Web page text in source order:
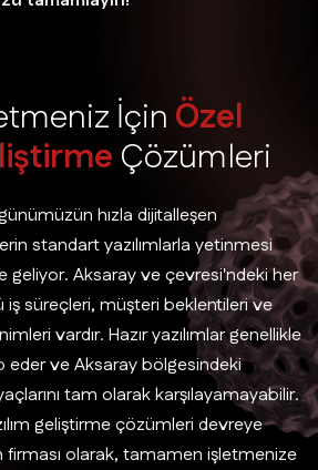
tmeniz İçin Özel
liştirme Çözümleri
hızla dijitalleşen
standart yazılımlarla yetinmesi
geliyor. Aksaray ve çevresi'ndeki her
iş süreçleri, müşteri beklentileri ve
vardır. Hazır yazılımlar genellikle
eder ve Aksaray bölgesindeki
tam olarak karşılayamayabilir.
geliştirme çözümleri devreye
firması olarak, tamamen işletmenize